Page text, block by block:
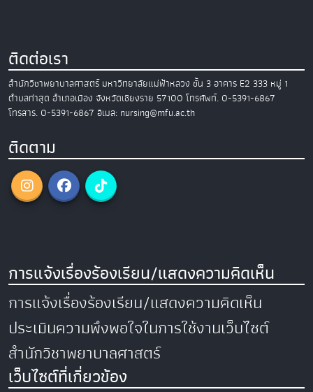
ติดต่อเรา
สำนักวิชาพยาบาลศาสตร์ มหาวิทยาลัยแม่ฟ้าหลวง ชั้น 3 อาคาร E2 333 หมู่ 1
ตำบลท่าสุด อำเภอเมือง จังหวัดเชียงราย 57100 โทรศัพท์. 0-5391-6867
โทรสาร. 0-5391-6867 อีเมล: nursing@mfu.ac.th
ติดตาม
การแจ้งเรื่องร้องเรียน/แสดงความคิดเห็น
การแจ้งเรื่องร้องเรียน/แสดงความคิดเห็น
ประเมินความพึงพอใจในการใช้งานเว็บไซต์
สำนักวิชาพยาบาลศาสตร์
เว็บไซต์ที่เกี่ยวข้อง